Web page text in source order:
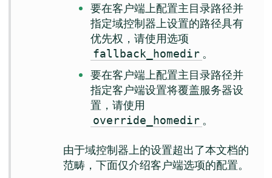
要在客户端上配置主目录路径并
指定域控制器上设置的路径具有
优先权，请使用选项
fallback_homedir 。
要在客户端上配置主目录路径并
指定客户端设置将覆盖服务器设
置，请使用
override_homedir 。
由于域控制器上的设置超出了本文档的
范畴，下面仅介绍客户端选项的配置。